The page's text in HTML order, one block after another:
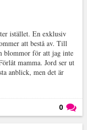
istället. En exklusiv
att bestå av. Till
blommor för att jag inte
mamma. Jord ser ut
anblick, men det är
0